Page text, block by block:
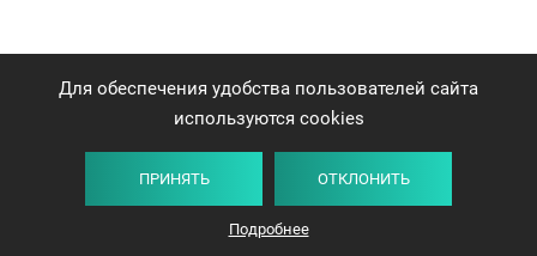
Плитка Карта Список
Для обеспечения удобства пользователей сайта
используются cookies
ПРИНЯТЬ ОТКЛОНИТЬ
Подробнее